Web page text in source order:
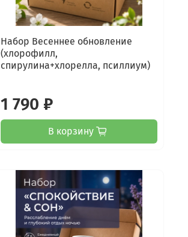
Набор Весеннее обновление
(хлорофилл,
спирулина+хлорелла, псиллиум)
1 790 ₽
В корзину